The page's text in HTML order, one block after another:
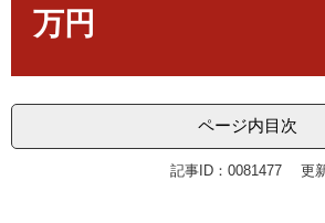
万円
ページ内目次
記事ID：0081477 更